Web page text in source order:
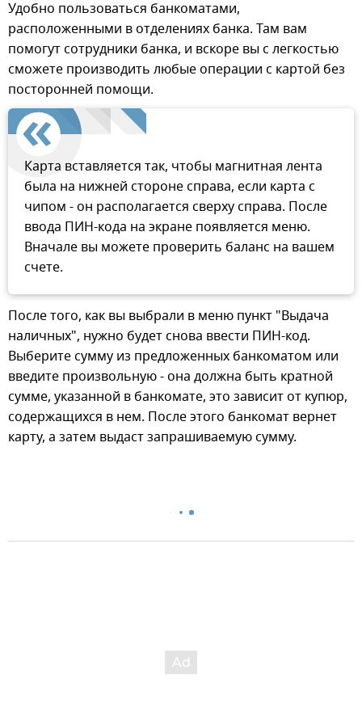
Удобно пользоваться банкоматами,
расположенными в отделениях банка. Там вам
помогут сотрудники банка, и вскоре вы с легкостью
сможете производить любые операции с картой без
посторонней помощи.
Карта вставляется так, чтобы магнитная лента
была на нижней стороне справа, если карта с
чипом - он располагается сверху справа. После
ввода ПИН-кода на экране появляется меню.
Вначале вы можете проверить баланс на вашем
счете.
После того, как вы выбрали в меню пункт "Выдача
наличных", нужно будет снова ввести ПИН-код.
Выберите сумму из предложенных банкоматом или
введите произвольную - она должна быть кратной
сумме, указанной в банкомате, это зависит от купюр,
содержащихся в нем. После этого банкомат вернет
карту, а затем выдаст запрашиваемую сумму.